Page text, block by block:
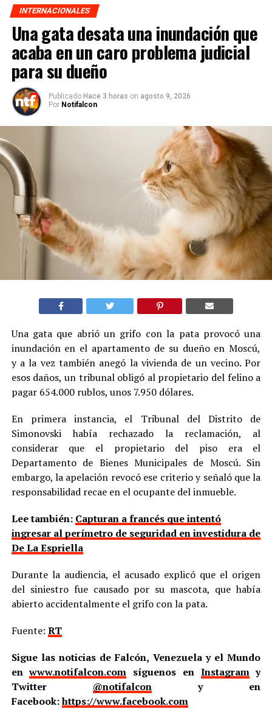
INTERNACIONALES
Una gata desata una inundación que
acaba en un caro problema judicial
para su dueño
Publicado Hace 3 horas on agosto 9, 2026
Por Notifalcon
Una gata que abrió un grifo con la pata provocó una
inundación en el apartamento de su dueño en Moscú,
y a la vez también anegó la vivienda de un vecino. Por
esos daños, un tribunal obligó al propietario del felino a
pagar 654.000 rublos, unos 7.950 dólares.
En primera instancia, el Tribunal del Distrito de
Simonovski había rechazado la reclamación, al
considerar que el propietario del piso era el
Departamento de Bienes Municipales de Moscú. Sin
embargo, la apelación revocó ese criterio y señaló que la
responsabilidad recae en el ocupante del inmueble.
Lee también: Capturan a francés que intentó
ingresar al perímetro de seguridad en investidura de
De La Espriella
Durante la audiencia, el acusado explicó que el origen
del siniestro fue causado por su mascota, que había
abierto accidentalmente el grifo con la pata.
Fuente: RT
Sigue las noticias de Falcón, Venezuela y el Mundo
enwww.notifalcon.com síguenos en Instagramy
Twitter @notifalcony en
Facebook:https://www.facebook.com